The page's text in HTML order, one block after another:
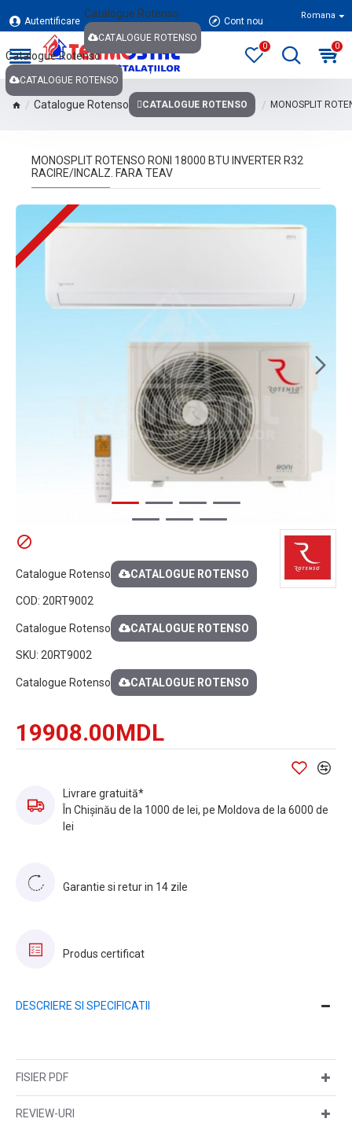
Autentificare
Catalogue Rotenso
CATALOGUE ROTENSO
Cont nou
Catalogue Rotenso
CATALOGUE ROTENSO
Romana
0 0
Catalogue Rotenso CATALOGUE ROTENSO MONOSPLIT
MONOSPLIT ROTENSO RONI 18000 BTU INVERTER R32
RACIRE/INCALZ. FARA TEAV
19908.00MDL
Catalogue Rotenso CATALOGUE ROTENSO
COD: 20RT9002
Catalogue Rotenso CATALOGUE ROTENSO
SKU: 20RT9002
Catalogue Rotenso CATALOGUE ROTENSO
Livrare gratuită*
În Chișinău de la 1000 de lei, pe Moldova de la 6000 de
lei
Garantie si retur in 14 zile
Produs certificat
DESCRIERE SI SPECIFICATII
FISIER PDF
REVIEW-URI